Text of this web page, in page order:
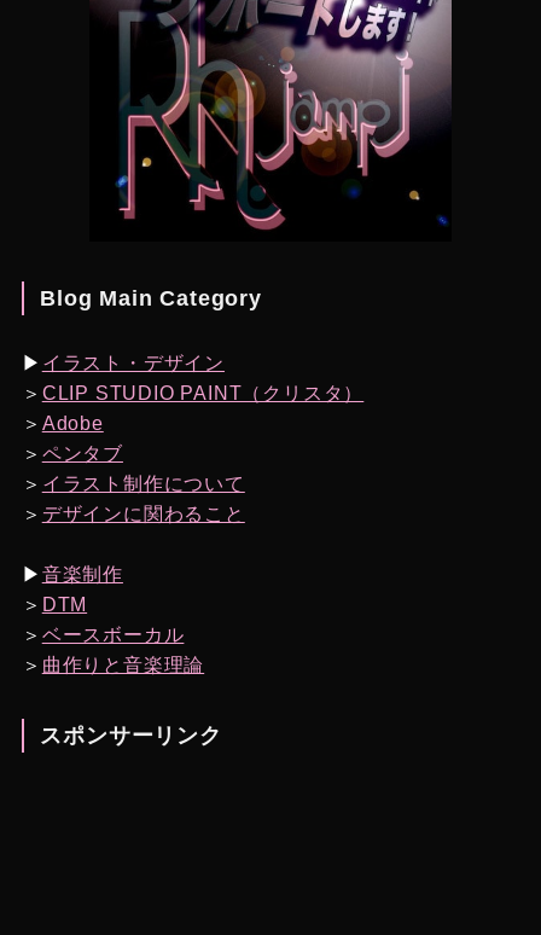
Blog Main Category
▶︎ イラスト・デザイン
＞ CLIP STUDIO PAINT（クリスタ）
＞ Adobe
＞ ペンタブ
＞ イラスト制作について
＞ デザインに関わること
▶︎ 音楽制作
＞ DTM
＞ ベースボーカル
＞ 曲作りと音楽理論
スポンサーリンク